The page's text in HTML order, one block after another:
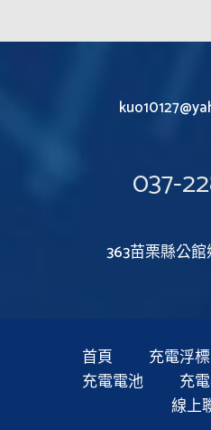
037-
363苗栗縣公
首頁 充電浮標
充電電池
充
線上